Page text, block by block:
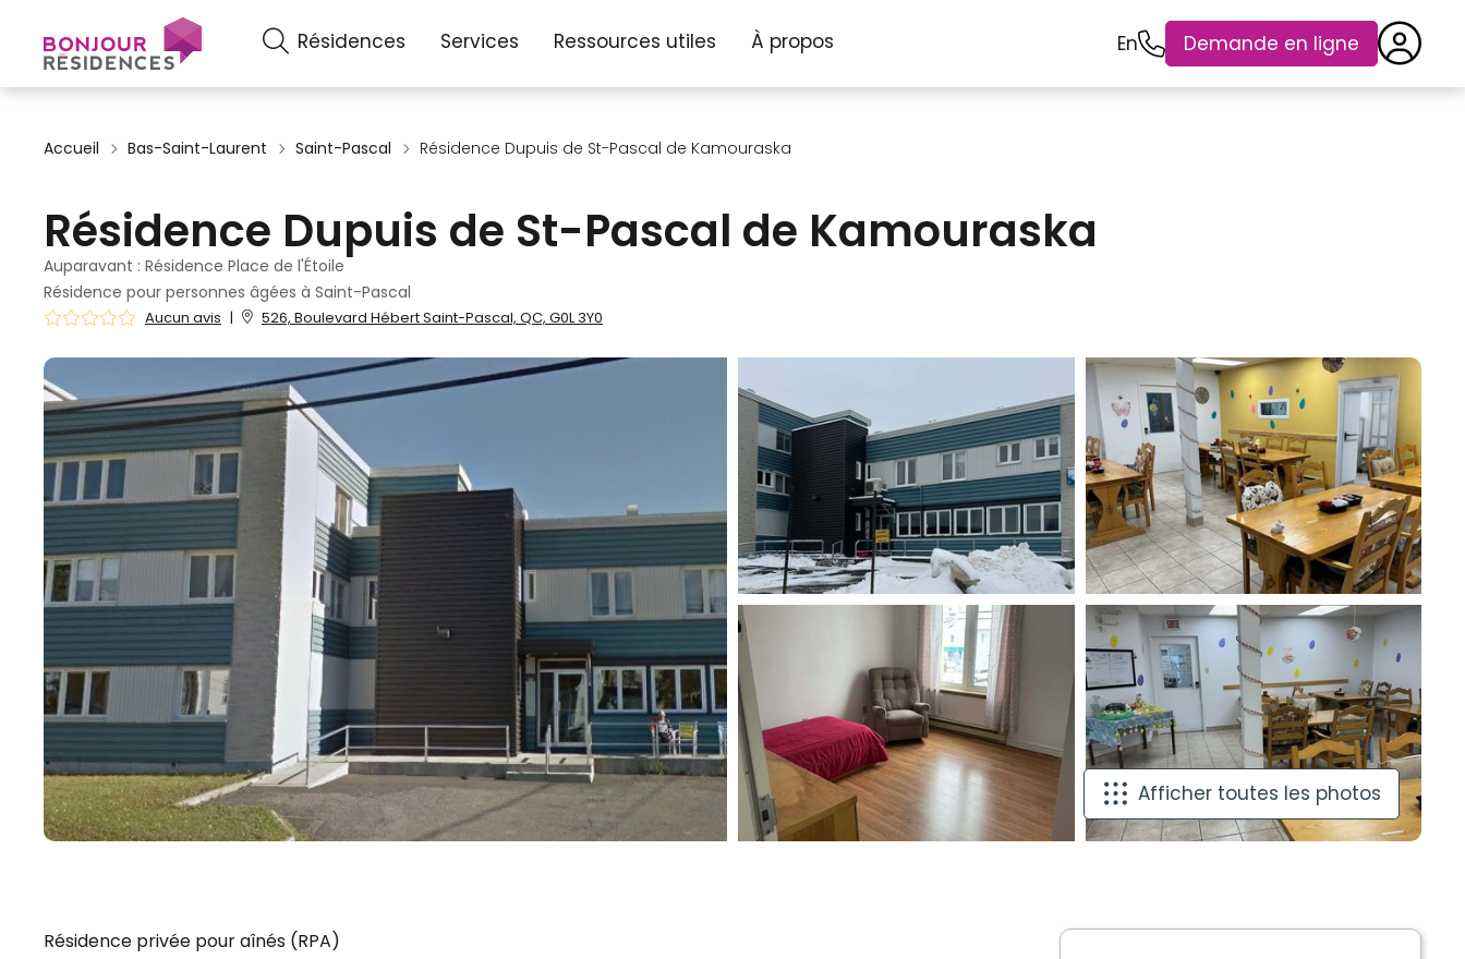
Résidences Services Ressources utiles À propos En Demande en ligne
Accueil Bas-Saint-Laurent Saint-Pascal Résidence Dupuis de St-Pascal de Kamouraska
Résidence Dupuis de St-Pascal de Kamouraska
Auparavant : Résidence Place de l'Étoile
Résidence pour personnes âgées à Saint-Pascal
Aucun avis | 526, Boulevard Hébert Saint-Pascal, QC, G0L 3Y0
Afficher toutes les photos
Résidence privée pour aînés (RPA)